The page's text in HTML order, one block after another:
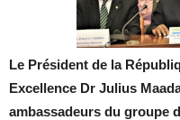
Le Président de la
Excellence Dr Julius
ambassadeurs du groupe